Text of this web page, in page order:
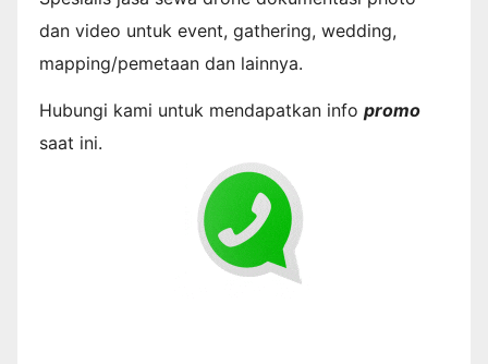
dan video untuk event, gathering, wedding,
mapping/pemetaan dan lainnya.
Hubungi kami untuk mendapatkan info promo
saat ini.